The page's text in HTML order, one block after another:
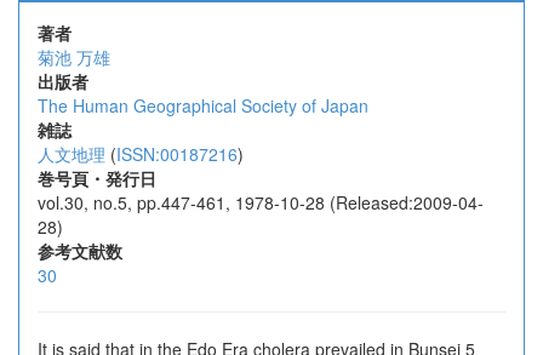
著者
菊池 万雄
出版者
The Human Geographical Society of Japan
雑誌
人文地理 (ISSN:00187216)
巻号頁・発行日
vol.30, no.5, pp.447-461, 1978-10-28 (Released:2009-04-
28)
参考文献数
30
It is said that in the Edo Era cholera prevailed in Bunsei 5